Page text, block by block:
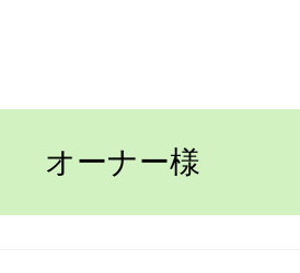
オーナー様